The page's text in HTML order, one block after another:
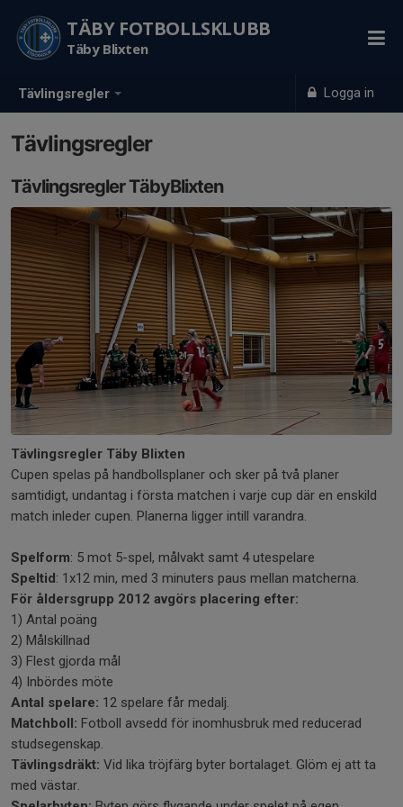
Tävlingsregler Logga in
TÄBY FOTBOLLSKLUBB
Täby Blixten
Tävlingsregler
Tävlingsregler TäbyBlixten
Tävlingsregler Täby Blixten
Cupen spelas på handbollsplaner och sker på två planer
samtidigt, undantag i första matchen i varje cup där en enskild
match inleder cupen. Planerna ligger intill varandra.
Spelform: 5 mot 5-spel, målvakt samt 4 utespelare
Speltid: 1x12 min, med 3 minuters paus mellan matcherna.
För åldersgrupp 2012 avgörs placering efter:
1) Antal poäng
2) Målskillnad
3) Flest gjorda mål
4) Inbördes möte
Antal spelare: 12 spelare får medalj.
Matchboll: Fotboll avsedd för inomhusbruk med reducerad
studsegenskap.
Tävlingsdräkt: Vid lika tröjfärg byter bortalaget. Glöm ej att ta
med västar.